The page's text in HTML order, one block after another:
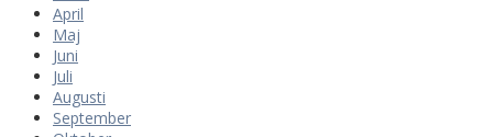
April
Maj
Juni
Juli
Augusti
September